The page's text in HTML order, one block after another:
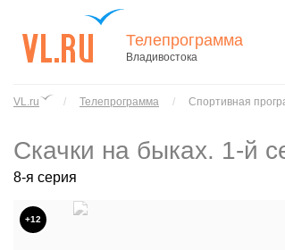
города
Владивостока
Телепрограмма
Владивостока
VL.ru / Телепрограмма / Спортивная
Скачки на быках. 1-й
8-я серия
+12